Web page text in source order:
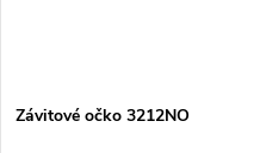
Závitové očko 3212NO